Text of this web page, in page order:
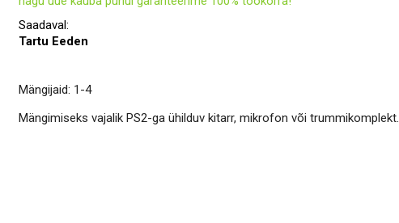
Saadaval:
Tartu Eeden
Mängijaid: 1-4
Mängimiseks vajalik PS2-ga ühilduv kitarr, mikrofon või trummikomplekt.